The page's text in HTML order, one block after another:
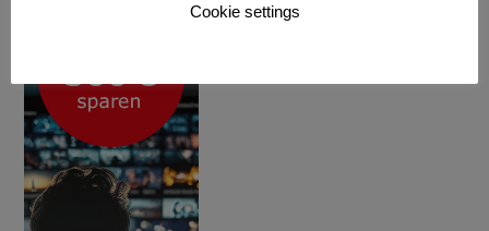
Cookie settings